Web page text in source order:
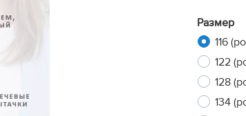
Размер
116
122
128
134